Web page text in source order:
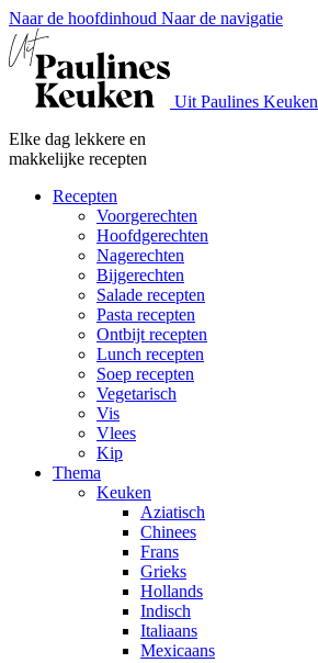
Naar de hoofdinhoud Naar de navigatie
Uit Paulines Keuken
Elke dag lekkere en
makkelijke recepten
Recepten
Voorgerechten
Hoofdgerechten
Nagerechten
Bijgerechten
Salade recepten
Pasta recepten
Ontbijt recepten
Lunch recepten
Soep recepten
Vegetarisch
Vis
Vlees
Kip
Thema
Keuken
Aziatisch
Chinees
Frans
Grieks
Hollands
Indisch
Italiaans
Mexicaans